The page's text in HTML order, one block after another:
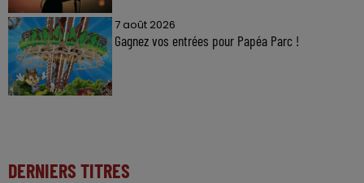
7 août 2026
Gagnez vos entrées pour Papéa Parc !
DERNIERS TITRES